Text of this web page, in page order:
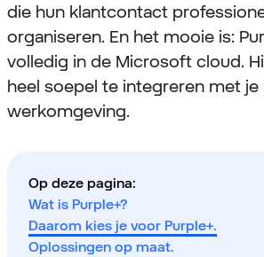
die hun klantcontact
organiseren. En het mooie is:
volledig in de Microsoft cloud.
heel soepel te integreren met je
werkomgeving.
Op deze pagina:
Wat is Purple+?
Daarom kies je voor Purple+.
Oplossingen op maat.